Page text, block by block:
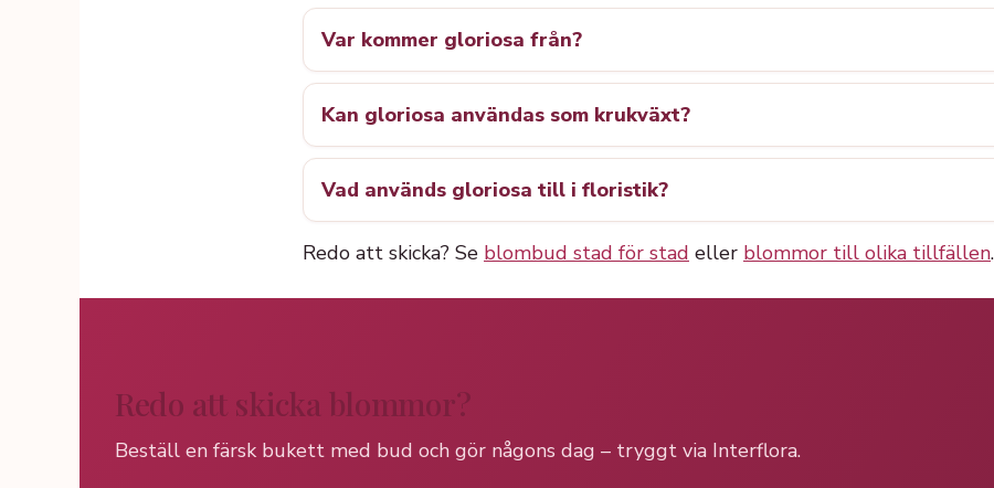
Var kommer gloriosa från?
Kan gloriosa användas som krukväxt?
Vad används gloriosa till i floristik?
Redo att skicka? Se blombud stad för stad eller blommor till olika tillfällen.
Redo att skicka blommor?
Beställ en färsk bukett med bud och gör någons dag – tryggt via Interflora.